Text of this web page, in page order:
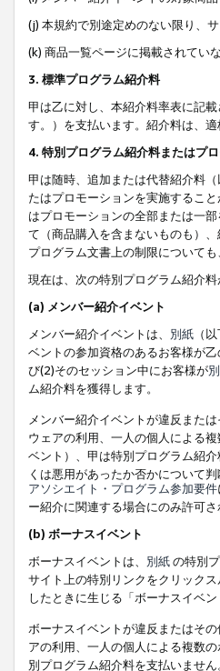
(j) 本規約で別途定めのない限り、
(k) 商品一覧ページに掲載されてい
3. 標準プログラム紹介料
甲は乙に対し、本紹介料率表に記
す。）を支払います。紹介料は、
4. 特別プログラム紹介料またはプ
甲は随時、追加または代替紹介料（
たはプロモーションを実施するこ
はプロモーションの全部または一
て（商品購入を含まないものも）
プログラム文書上の制限について
現在は、次の特別プログラム紹介料
(a) メンバー紹介イベント
メンバー紹介イベントは、 別紙 （
ベントの参加資格のあるお客様が
び(2)そのセッション中にお客様が
ム紹介料を獲得します。
メンバー紹介イベントが違反また
ウェアの利用、一人の個人による
ベント）、甲は特別プログラム紹
くは悪用があったか否かについて判
アソシエイト・プログラム参加要件
ー紹介に関連する場合にのみ許可さ
(b) ボーナスイベント
ボーナスイベントは、 別紙の特別
サイト上の特別リンクをクリック
したときに生じる「ボーナスイベ
ボーナスイベントが違反またはそ
アの利用、一人の個人による複数
別プログラム紹介料を支払いませ